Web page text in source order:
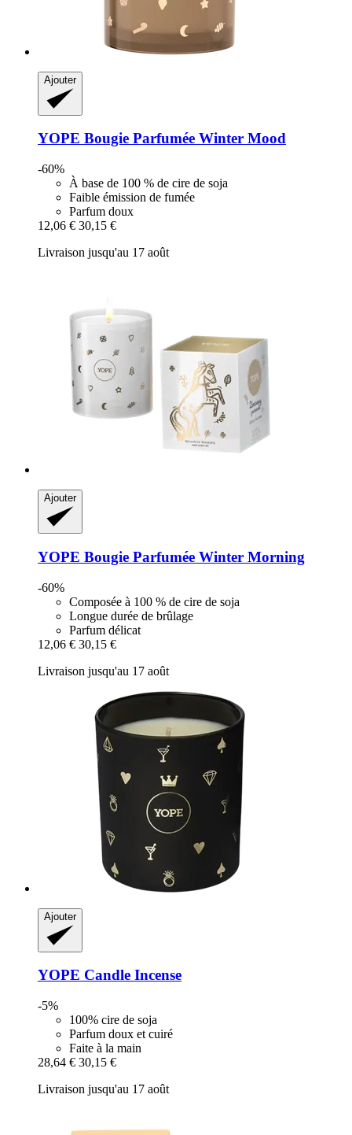
Ajouter
YOPE Bougie Parfumée Winter Mood
-60%
À base de 100 % de cire de soja
Faible émission de fumée
Parfum doux
12,06 € 30,15 €
Livraison jusqu'au 17 août
Ajouter
YOPE Bougie Parfumée Winter Morning
-60%
Composée à 100 % de cire de soja
Longue durée de brûlage
Parfum délicat
12,06 € 30,15 €
Livraison jusqu'au 17 août
Ajouter
YOPE Candle Incense
-5%
100% cire de soja
Parfum doux et cuiré
Faite à la main
28,64 € 30,15 €
Livraison jusqu'au 17 août